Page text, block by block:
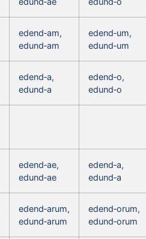
edend‑am,
edund‑am
edend‑um,
edund‑um
edend‑a,
edund‑a
edend‑o,
edund‑o
edend‑ae,
edund‑ae
edend‑a,
edund‑a
edend‑arum,
edund‑arum
edend‑orum,
edund‑orum